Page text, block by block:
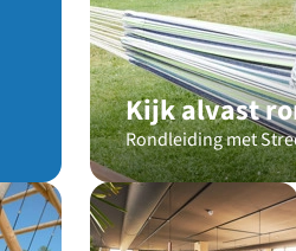
Kijk alvast
Rondleiding met